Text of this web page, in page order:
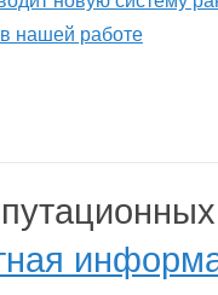
нашей работе